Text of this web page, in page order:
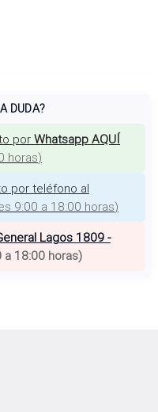
DUDA?
por Whatsapp AQUÍ
horas)
por teléfono al
9:00 a 18:00 horas)
Lagos 1809 -
a 18:00 horas)